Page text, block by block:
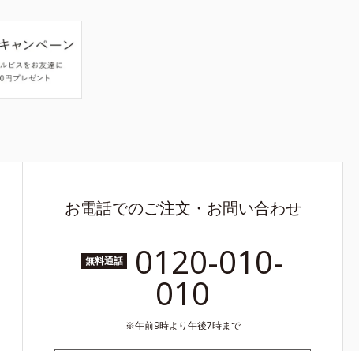
お電話でのご注文・お問い合わせ
無料通話 0120-010-
010
午前9時より午後7時まで